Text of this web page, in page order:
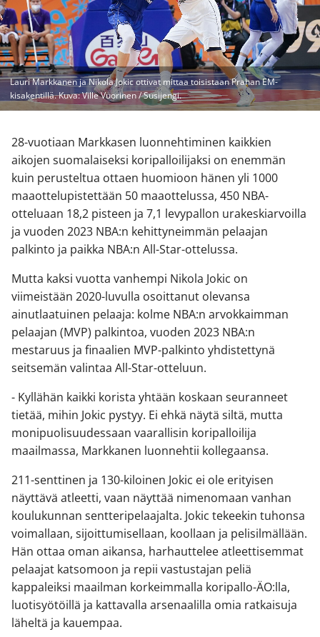
Lauri Markkanen ja Nikola Jokic ottivat mittaa toisistaan Prahan EM-
kisakentillä. Kuva: Ville Vuorinen / Susijengi.
28-vuotiaan Markkasen luonnehtiminen kaikkien
aikojen suomalaiseksi koripalloilijaksi on enemmän
kuin perusteltua ottaen huomioon hänen yli 1000
maaottelupistettään 50 maaottelussa, 450 NBA-
otteluaan 18,2 pisteen ja 7,1 levypallon urakeskiarvoilla
ja vuoden 2023 NBA:n kehittyneimmän pelaajan
palkinto ja paikka NBA:n All-Star-ottelussa.
Mutta kaksi vuotta vanhempi Nikola Jokic on
viimeistään 2020-luvulla osoittanut olevansa
ainutlaatuinen pelaaja: kolme NBA:n arvokkaimman
pelaajan (MVP) palkintoa, vuoden 2023 NBA:n
mestaruus ja finaalien MVP-palkinto yhdistettynä
seitsemän valintaa All-Star-otteluun.
- Kyllähän kaikki korista yhtään koskaan seuranneet
tietää, mihin Jokic pystyy. Ei ehkä näytä siltä, mutta
monipuolisuudessaan vaarallisin koripalloilija
maailmassa, Markkanen luonnehtii kollegaansa.
211-senttinen ja 130-kiloinen Jokic ei ole erityisen
näyttävä atleetti, vaan näyttää nimenomaan vanhan
koulukunnan sentteripelaajalta. Jokic tekeekin tuhonsa
voimallaan, sijoittumisellaan, koollaan ja pelisilmällään.
Hän ottaa oman aikansa, harhauttelee atleettisemmat
pelaajat katsomoon ja repii vastustajan peliä
kappaleiksi maailman korkeimmalla koripallo-ÄO:lla,
luotisyötöillä ja kattavalla arsenaalilla omia ratkaisuja
läheltä ja kauempaa.